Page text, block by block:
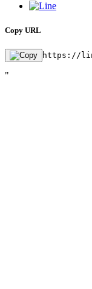
Copy URL
https://
"